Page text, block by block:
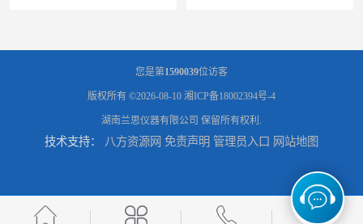
门窗风雨测试机 操作简单 使用寿命长 恒温恒湿试验箱制造商 操作简单 美观实用 清洁更方便
您是第1590039位访客
版权所有 ©2026-08-10 湘ICP备18002394号-4
湖南兰思仪器有限公司 保留所有权利.
技术支持： 八方资源网 免责声明 管理员入口 网站地图